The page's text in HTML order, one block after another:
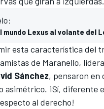
mundo Lexus al volante del
esta característica del
de Maranello,
Sánchez, pensaron en
asimétrico. ¡Sí, diferente
al derecho!